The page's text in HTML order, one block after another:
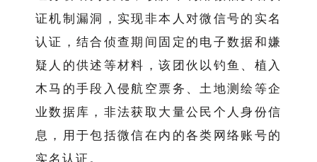
证机制漏洞，实现非本人对微信号的实名
认证，结合侦查期间固定的电子数据和嫌
疑人的供述等材料，该团伙以钓鱼、植入
木马的手段入侵航空票务、土地测绘等企
业数据库，非法获取大量公民个人身份信
息，用于包括微信在内的各类网络账号的
实名认证。